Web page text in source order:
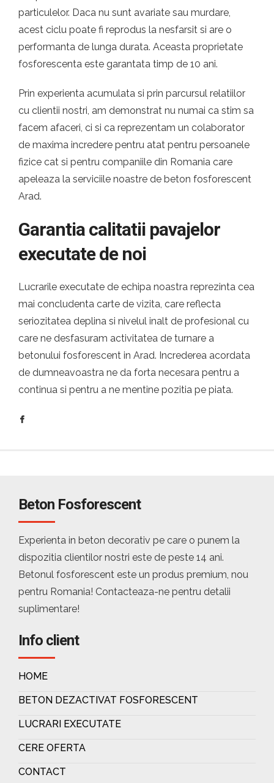
particulelor. Daca nu sunt avariate sau murdare,
acest ciclu poate fi reprodus la nesfarsit si are o
performanta de lunga durata. Aceasta proprietate
fosforescenta este garantata timp de 10 ani.
Prin experienta acumulata si prin parcursul relatiilor
cu clientii nostri, am demonstrat nu numai ca stim sa
facem afaceri, ci si ca reprezentam un colaborator
de maxima incredere pentru atat pentru persoanele
fizice cat si pentru companiile din Romania care
apeleaza la serviciile noastre de beton fosforescent
Arad.
Garantia calitatii pavajelor
executate de noi
Lucrarile executate de echipa noastra reprezinta cea
mai concludenta carte de vizita, care reflecta
seriozitatea deplina si nivelul inalt de profesional cu
care ne desfasuram activitatea de turnare a
betonului fosforescent in Arad. Increderea acordata
de dumneavoastra ne da forta necesara pentru a
continua si pentru a ne mentine pozitia pe piata.
Beton Fosforescent
Experienta in beton decorativ pe care o punem la
dispozitia clientilor nostri este de peste 14 ani.
Betonul fosforescent este un produs premium, nou
pentru Romania! Contacteaza-ne pentru detalii
suplimentare!
Info client
HOME
BETON DEZACTIVAT FOSFORESCENT
LUCRARI EXECUTATE
CERE OFERTA
CONTACT